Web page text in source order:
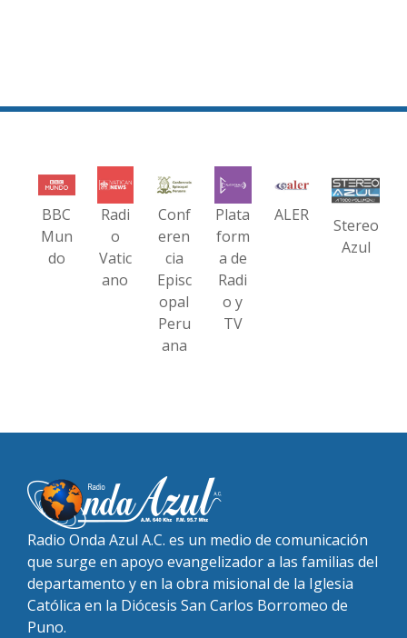
BBC
Mun
do
Radi
o
Vatic
ano
Conf
eren
cia
Episc
opal
Peru
ana
Plata
form
a de
Radi
o y
TV
ALER
Stereo
Azul
Radio Onda Azul A.C. es un medio de comunicación
que surge en apoyo evangelizador a las familias del
departamento y en la obra misional de la Iglesia
Católica en la Diócesis San Carlos Borromeo de
Puno.